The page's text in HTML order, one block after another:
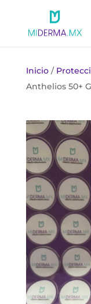
Inicio/
Anthelios 50+